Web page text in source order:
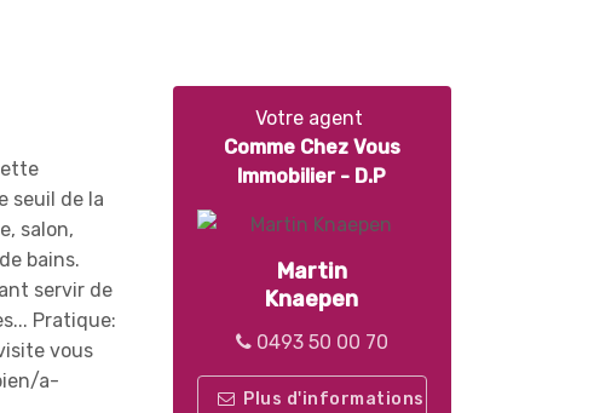
seuil de la
salon,
bains.
servir de
Pratique:
vous
a-
Votre agent
Comme Chez Vous
Immobilier - D.P
Martin
Knaepen
0493 50 00 70
Plus d'informations